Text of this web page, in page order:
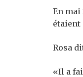
En mai
étaient
Rosa
«Il a